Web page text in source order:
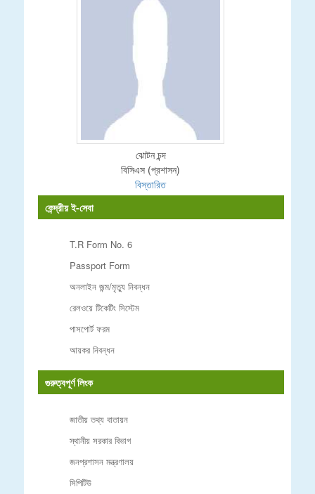
ঝোটন চন্দ
বিসিএস (প্রশাসন)
বিস্তারিত
কেন্দ্রীয় ই-সেবা
T.R Form No. 6
Passport Form
অনলাইন জন্ম/মৃত্যু নিবন্ধন
রেলওয়ে টিকেটিং সিস্টেম
পাসপোর্ট ফরম
আয়কর নিবন্ধন
গুরুত্বপূর্ণ লিংক
জাতীয় তথ্য বাতায়ন
স্থানীয় সরকার বিভাগ
জনপ্রশাসন মন্ত্রণালয়
সিপিটিউ